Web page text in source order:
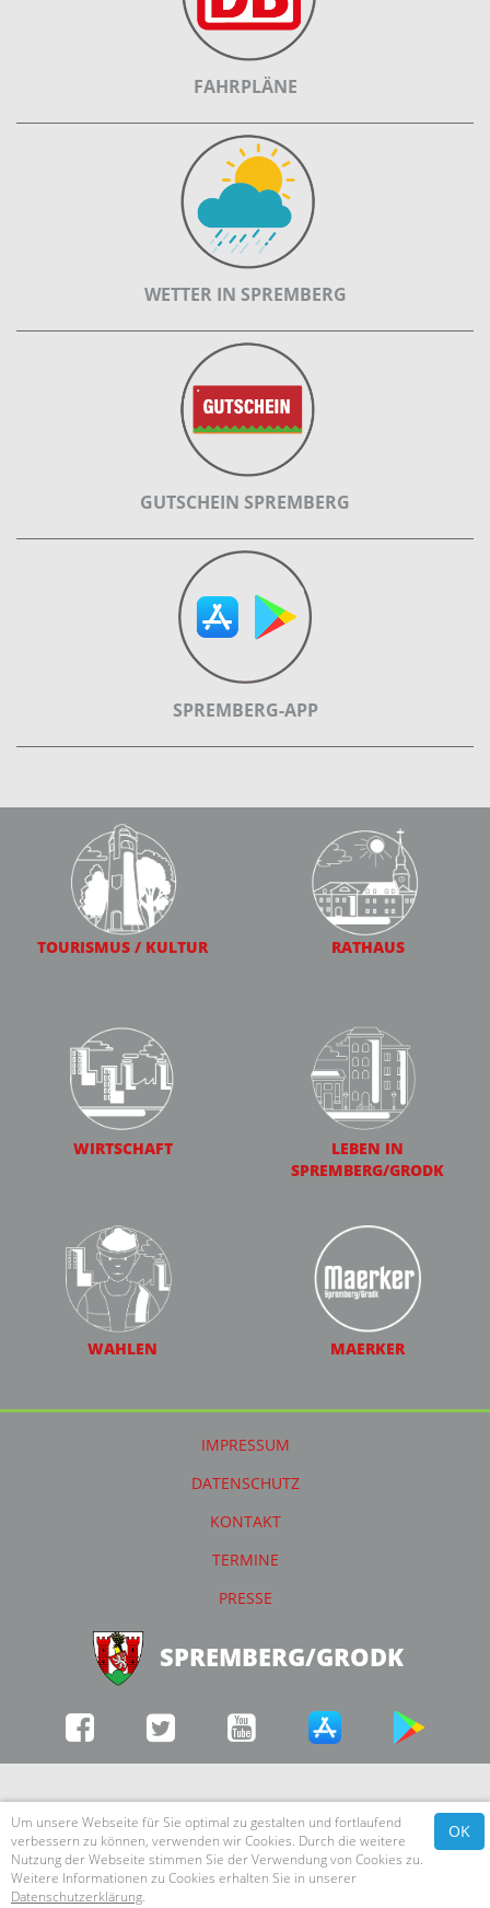
FAHRPLÄNE
WETTER IN SPREMBERG
GUTSCHEIN SPREMBERG
SPREMBERG-APP
TOURISMUS / KULTUR RATHAUS
WIRTSCHAFT
LEBEN IN
SPREMBERG/GRODK
WAHLEN MAERKER
IMPRESSUM
DATENSCHUTZ
KONTAKT
TERMINE
PRESSE
SPREMBERG/GRODK
Um unsere Webseite für Sie optimal zu gestalten und fortlaufend
verbessern zu können, verwenden wir Cookies. Durch die weitere
Nutzung der Webseite stimmen Sie der Verwendung von Cookies zu.
Weitere Informationen zu Cookies erhalten Sie in unserer
Datenschutzerklärung.
OK